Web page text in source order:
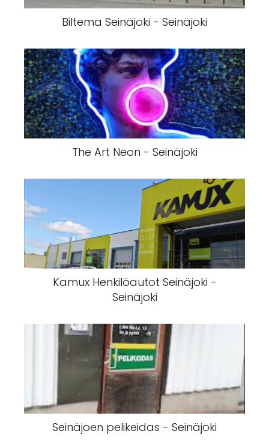
Biltema Seinäjoki - Seinäjoki
The Art Neon - Seinäjoki
Kamux Henkilöautot Seinäjoki -
Seinäjoki
Seinäjoen pelikeidas - Seinäjoki